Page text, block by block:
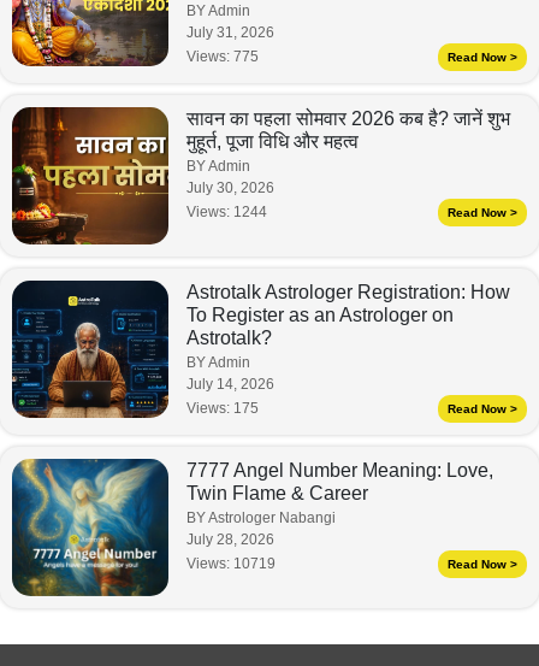
BY Admin
July 31, 2026
Views: 775 Read Now >
सावन का पहला सोमवार 2026 कब है? जानें शुभ
मुहूर्त, पूजा विधि और महत्व
BY Admin
July 30, 2026
Views: 1244 Read Now >
Astrotalk Astrologer Registration: How
To Register as an Astrologer on
Astrotalk?
BY Admin
July 14, 2026
Views: 175 Read Now >
7777 Angel Number Meaning: Love,
Twin Flame & Career
BY Astrologer Nabangi
July 28, 2026
Views: 10719 Read Now >